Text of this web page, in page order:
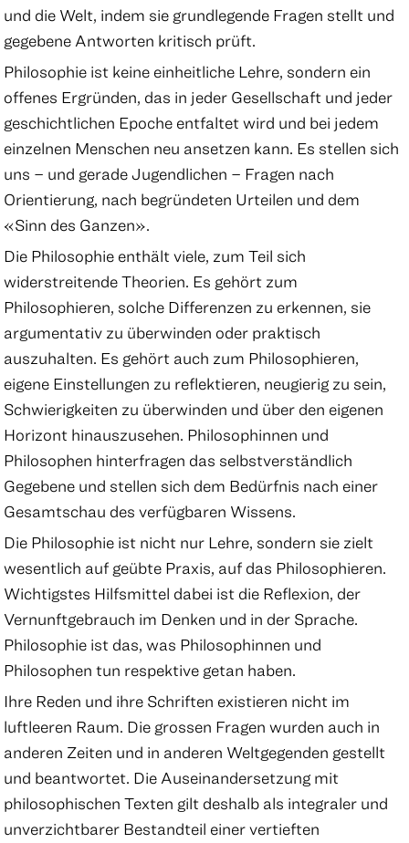
und die Welt, indem sie grundlegende Fragen stellt und
gegebene Antworten kritisch prüft.
Philosophie ist keine einheitliche Lehre, sondern ein
offenes Ergründen, das in jeder Gesellschaft und jeder
geschichtlichen Epoche entfaltet wird und bei jedem
einzelnen Menschen neu ansetzen kann. Es stellen sich
uns – und gerade Jugendlichen – Fragen nach
Orientierung, nach begründeten Urteilen und dem
«Sinn des Ganzen».
Die Philosophie enthält viele, zum Teil sich
widerstreitende Theorien. Es gehört zum
Philosophieren, solche Differenzen zu erkennen, sie
argumentativ zu überwinden oder praktisch
auszuhalten. Es gehört auch zum Philosophieren,
eigene Einstellungen zu reflektieren, neugierig zu sein,
Schwierigkeiten zu überwinden und über den eigenen
Horizont hinauszusehen. Philosophinnen und
Philosophen hinterfragen das selbstverständlich
Gegebene und stellen sich dem Bedürfnis nach einer
Gesamtschau des verfügbaren Wissens.
Die Philosophie ist nicht nur Lehre, sondern sie zielt
wesentlich auf geübte Praxis, auf das Philosophieren.
Wichtigstes Hilfsmittel dabei ist die Reflexion, der
Vernunftgebrauch im Denken und in der Sprache.
Philosophie ist das, was Philosophinnen und
Philosophen tun respektive getan haben.
Ihre Reden und ihre Schriften existieren nicht im
luftleeren Raum. Die grossen Fragen wurden auch in
anderen Zeiten und in anderen Weltgegenden gestellt
und beantwortet. Die Auseinandersetzung mit
philosophischen Texten gilt deshalb als integraler und
unverzichtbarer Bestandteil einer vertieften